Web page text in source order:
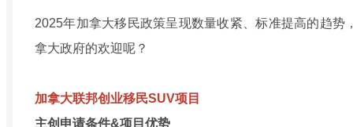
2025年加拿大移民政策呈现数量收紧、标准提高的趋
拿大政府的欢迎呢？
加拿大联邦创业移民SUV项目
主创申请条件&项目优势